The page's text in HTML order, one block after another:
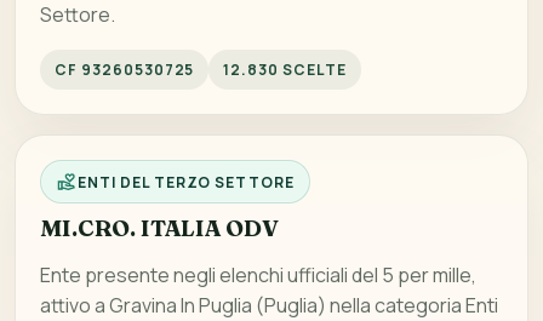
Settore.
CF 93260530725 12.830 SCELTE
ENTI DEL TERZO SETTORE
MI.CRO. ITALIA ODV
Ente presente negli elenchi ufficiali del 5 per mille,
attivo a Gravina In Puglia (Puglia) nella categoria Enti